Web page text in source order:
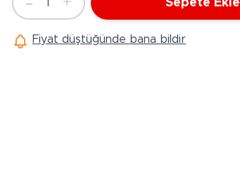
Ürünleri
Akülü Araçlar
Adet
1 Sepete Ekle
Fiyat düştüğünde bana bildir